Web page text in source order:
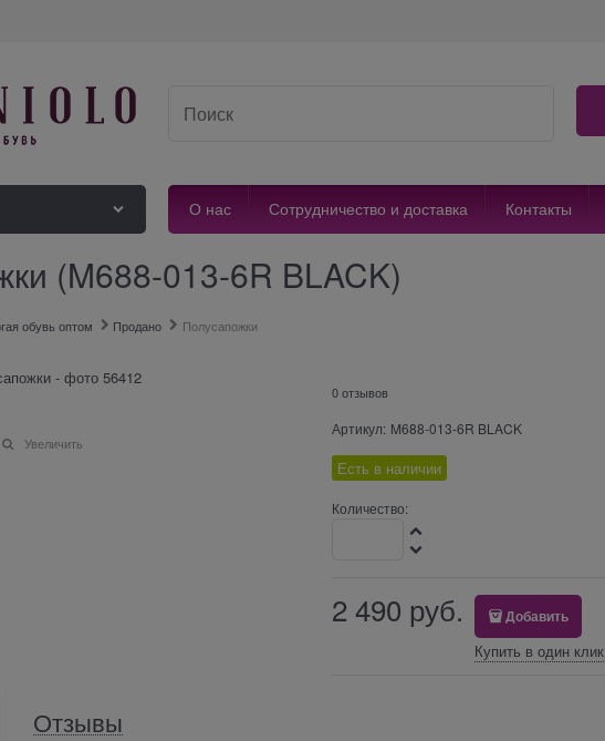
О нас Сотрудничество и доставка Контакты
(M688-013-6R BLACK)
обувь оптом Продано Полусапожки
Увеличить
0 отзывов
Артикул: M688-013-6R BLACK
Есть в наличии
Количество:
2 490 руб. Добавить
Купить в один клик
Отзывы